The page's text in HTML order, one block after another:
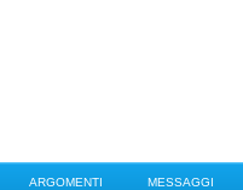
ARGOMENTI MESSAGGI